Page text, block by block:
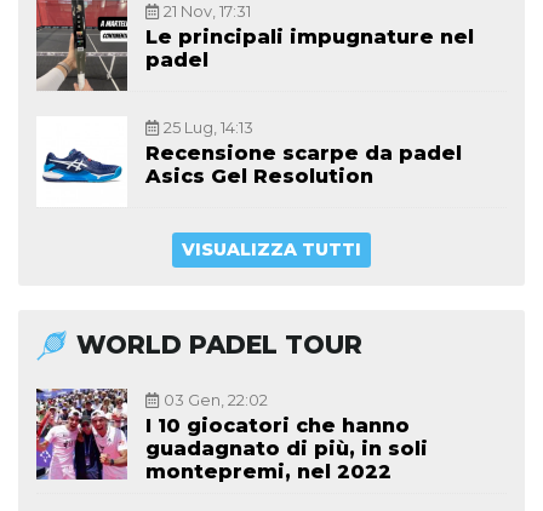
21 Nov, 17:31
Le principali impugnature nel
padel
25 Lug, 14:13
Recensione scarpe da padel
Asics Gel Resolution
VISUALIZZA TUTTI
WORLD PADEL TOUR
03 Gen, 22:02
I 10 giocatori che hanno
guadagnato di più, in soli
montepremi, nel 2022